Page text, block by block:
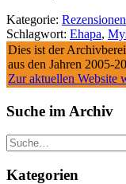
Kategorie: Rezensionen
Schlagwort: Ehapa,
Dies ist der
aus den Jahren 2005-
Zur aktuellen Website
Suche im Archiv
Suche
Kategorien